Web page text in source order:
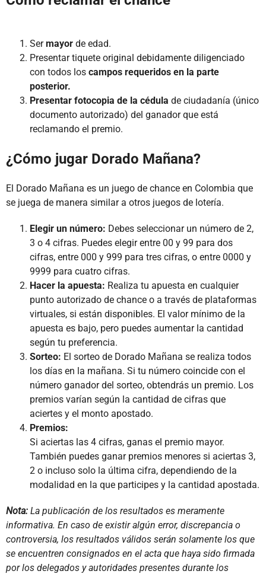
Sermayor de edad.
Presentar tiquete original debidamente diligenciado
con todos los campos requeridos en la parte
posterior.
Presentar fotocopia de la cédula de ciudadanía (único
documento autorizado) del ganador que está
reclamando el premio.
¿Cómo jugar Dorado Mañana?
El Dorado Mañana es un juego de chance en Colombia que
se juega de manera similar a otros juegos de lotería.
Elegir un número: Debes seleccionar un número de 2,
3 o 4 cifras. Puedes elegir entre 00 y 99 para dos
cifras, entre 000 y 999 para tres cifras, o entre 0000 y
9999 para cuatro cifras.
Hacer la apuesta: Realiza tu apuesta en cualquier
punto autorizado de chance o a través de plataformas
virtuales, si están disponibles. El valor mínimo de la
apuesta es bajo, pero puedes aumentar la cantidad
según tu preferencia.
Sorteo: El sorteo de Dorado Mañana se realiza todos
los días en la mañana. Si tu número coincide con el
número ganador del sorteo, obtendrás un premio. Los
premios varían según la cantidad de cifras que
aciertes y el monto apostado.
Premios:
Si aciertas las 4 cifras, ganas el premio mayor.
También puedes ganar premios menores si aciertas 3,
2 o incluso solo la última cifra, dependiendo de la
modalidad en la que participes y la cantidad apostada.
Nota: La publicación de los resultados es meramente
informativa. En caso de existir algún error, discrepancia o
controversia, los resultados válidos serán solamente los que
se encuentren consignados en el acta que haya sido firmada
por los delegados y autoridades presentes durante los